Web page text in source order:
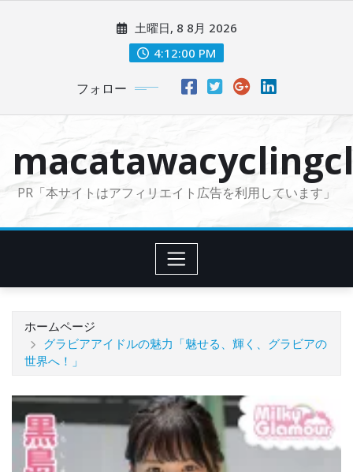
に
土曜日, 8 8月 2026
4:12:01 PM
フォロー
PR「本サイトはアフィリエイト広告を利用しています」
ホームページ
グラビアアイドルの魅力「魅せる、輝く、グラビアの
世界へ！」